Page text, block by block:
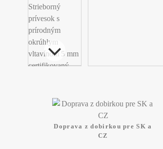
Doprava z dobirkou pre SK a
CZ